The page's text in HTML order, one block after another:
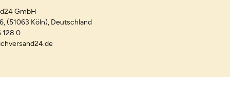
GmbH
(51063 Köln), Deutschland
128 0